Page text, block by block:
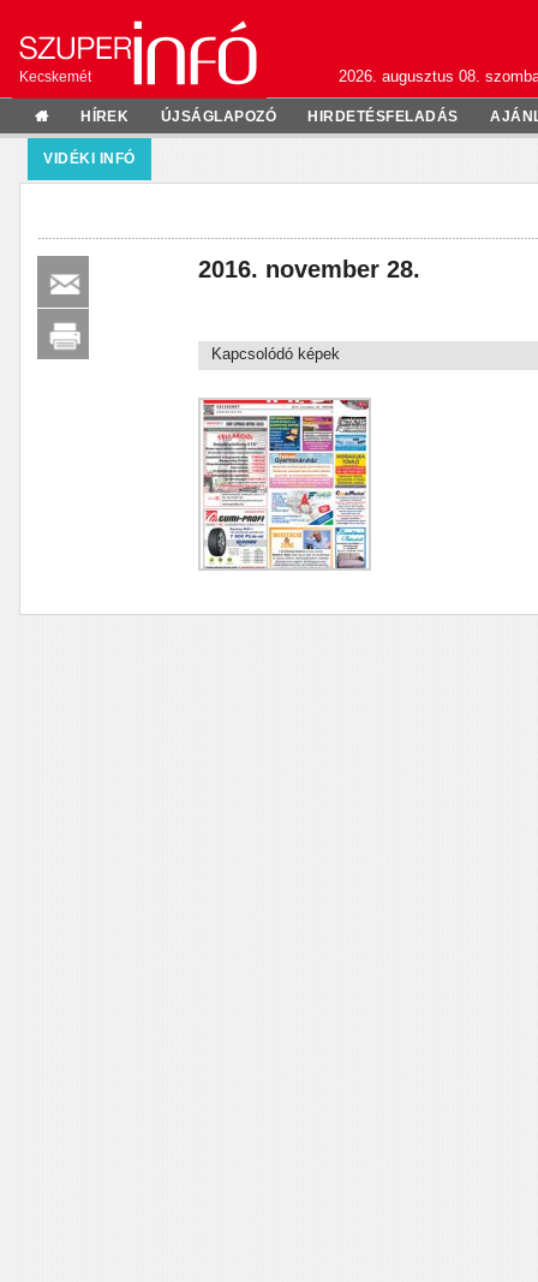
Kecskemét 2026. augusztus 08.
HÍREK ÚJSÁGLAPOZÓ HIRDETÉSFELADÁS
VIDÉKI INFÓ
2016. november 28.
Kapcsolódó képek